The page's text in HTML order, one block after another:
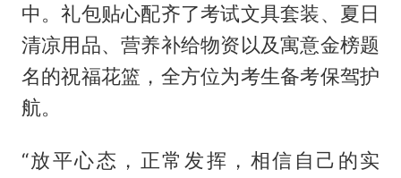
中。礼包贴心配齐了考试文具套装、夏日
清凉用品、营养补给物资以及寓意金榜题
名的祝福花篮，全方位为考生备考保驾护
航。
“放平心态，正常发挥，相信自己的实